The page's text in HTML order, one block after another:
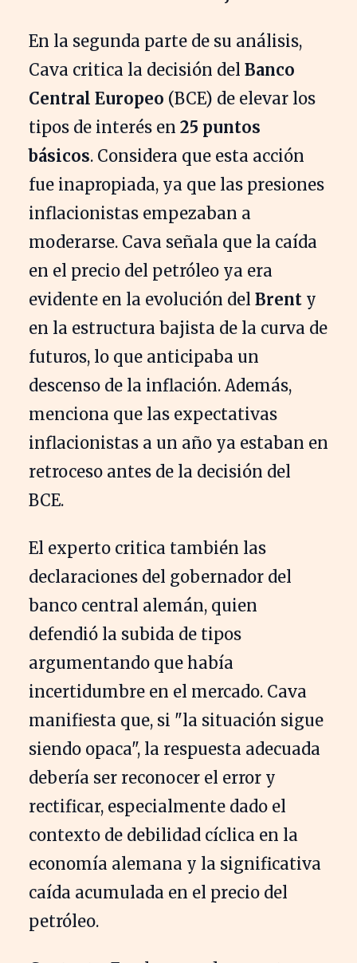
En la segunda parte de su análisis,
Cava critica la decisión del Banco
Central Europeo (BCE) de elevar los
tipos de interés en 25 puntos
básicos. Considera que esta acción
fue inapropiada, ya que las presiones
inflacionistas empezaban a
moderarse. Cava señala que la caída
en el precio del petróleo ya era
evidente en la evolución del Brent y
en la estructura bajista de la curva de
futuros, lo que anticipaba un
descenso de la inflación. Además,
menciona que las expectativas
inflacionistas a un año ya estaban en
retroceso antes de la decisión del
BCE.
El experto critica también las
declaraciones del gobernador del
banco central alemán, quien
defendió la subida de tipos
argumentando que había
incertidumbre en el mercado. Cava
manifiesta que, si "la situación sigue
siendo opaca", la respuesta adecuada
debería ser reconocer el error y
rectificar, especialmente dado el
contexto de debilidad cíclica en la
economía alemana y la significativa
caída acumulada en el precio del
petróleo.